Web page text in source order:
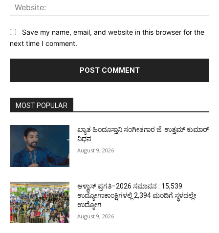
Save my name, email, and website in this browser for the
next time I comment.
MOST POPULAR
ಖ್ಯಾತ ಹಿಂದೂಸ್ತಾನಿ ಸಂಗೀತಗಾರ ಜೆ. ಉತ್ತಮ್ ಕುಮಾರ್
ನಿಧನ
August 9, 2026
ಆಳ್ವಾಸ್ ಪ್ರಗತಿ–2026 ಸಮಾಪನ : 15,539
ಉದ್ಯೋಗಾಕಾಂಕ್ಷಿಗಳಲ್ಲಿ 2,394 ಮಂದಿಗೆ ಸ್ಥಳದಲ್ಲೇ
ಉದ್ಯೋಗ
August 9, 2026